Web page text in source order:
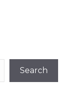
Search